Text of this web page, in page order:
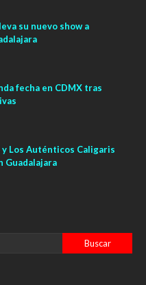
su nuevo show a
fecha en CDMX tras
y Los Auténticos Caligaris
Guadalajara